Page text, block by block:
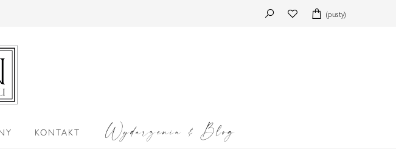
(pusty)
KONTAKT Wydarzenia & Blog